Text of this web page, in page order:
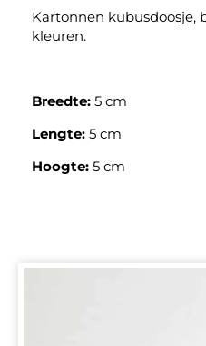
Kartonnen kubusdoosje,
kleuren.
Breedte: 5 cm
Lengte: 5 cm
Hoogte: 5 cm